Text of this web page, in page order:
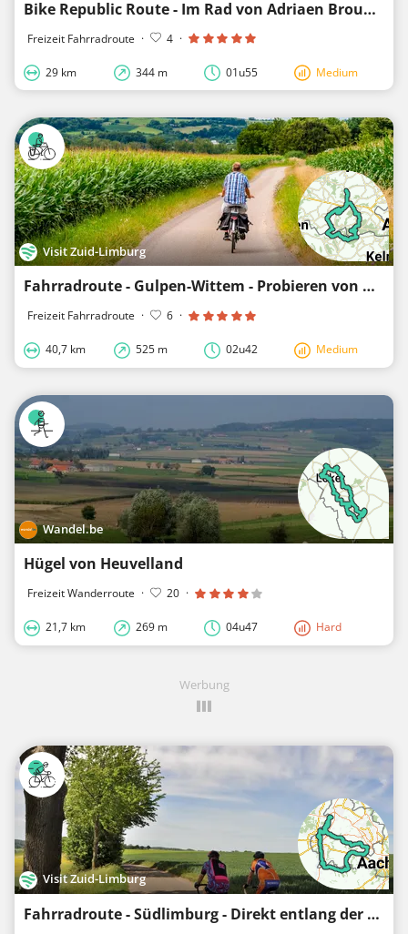
Bike Republic Route - Im Rad von Adriaen Brouwer durch die Flämische Ardennen
Freizeit Fahrradroute · 4 ·
29 km 344 m 01u55 Medium
Visit Zuid-Limburg
Fahrradroute - Gulpen-Wittem - Probieren von Gerstenat
Freizeit Fahrradroute · 6 ·
40,7 km 525 m 02u42 Medium
Wandel.be
Hügel von Heuvelland
Freizeit Wanderroute · 20 ·
21,7 km 269 m 04u47 Hard
Werbung
Visit Zuid-Limburg
Fahrradroute - Südlimburg - Direkt entlang der Maas